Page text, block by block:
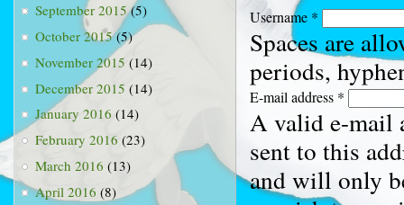
September 2015(5)
October 2015(5)
November 2015 (14)
December 2015 (14)
January 2016 (14)
February 2016 (23)
March 2016 (13)
April 2016 (8)
Username *
Spaces are
periods,
E-mail address *
A valid e-mail
sent to this
and will only